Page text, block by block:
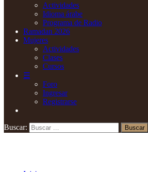
Actividades
Idioma árabe
Programa de Radio
Ramadan 2026
Mujeres
Actividades
Clases
Cursos
☰
Foro
Ingresar
Registrarse
Buscar: